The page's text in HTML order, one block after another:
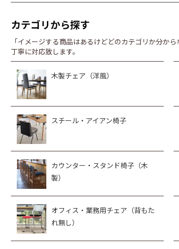
カテゴリから探す
「イメージする商品はあるけどどのカテゴリか分か
丁寧に対応致します。
木製チェア（洋風）
スチール・アイアン椅子
カウンター・スタンド椅子（木
製）
オフィス・業務用チェア（背もた
れ無し）